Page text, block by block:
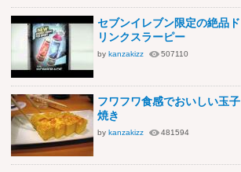
セブンイレブン限定の絶品ド
リンクスラーピー
by kanzakizz 507110
フワフワ食感でおいしい玉子
焼き
by kanzakizz 481594